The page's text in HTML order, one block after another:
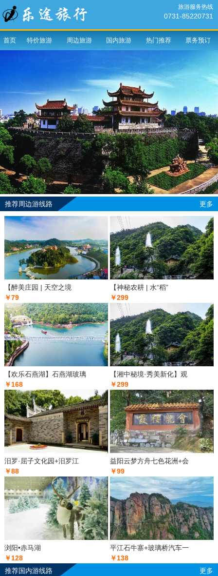
旅游服务热线
0731-85220731
首页 特价旅游 周边旅游 国内旅游 热门推荐 票务预订
推荐周边游线路 更多
【醉美庄园 | 天空之境
￥79
【神秘农耕 | 水“稻”
￥299
【欢乐石燕湖】石燕湖玻璃
￥168
【湘中秘境·秀美新化】观
￥299
汨罗·屈子文化园+汨罗江
￥88
益阳云梦方舟七色花洲+会
￥99
浏阳•赤马湖
￥128
平江石牛寨+玻璃桥汽车一
￥138
推荐国内游线路
更多